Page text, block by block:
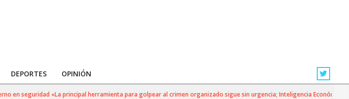
DEPORTES OPINIÓN
seguridad «La principal herramienta para golpear al crimen organizado sigue sin urgencia; Inteligencia Económica»